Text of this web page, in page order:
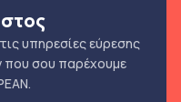
υπηρεσίες εύρεσης
που σου παρέχουμε